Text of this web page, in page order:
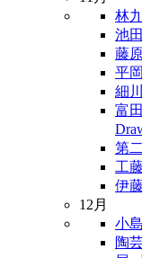
林
池
藤
平
細
富
第
工
伊
12月
小
陶